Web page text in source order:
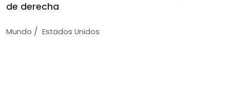
de derecha
Mundo / Estados Unidos